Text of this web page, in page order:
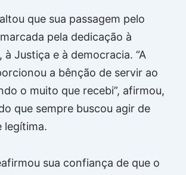
que sua passagem pelo
pela dedicação à
Justiça e à democracia. “A
a bênção de servir ao
o muito que recebi”, afirmou,
que sempre buscou agir de
legítima.
sua confiança de que o